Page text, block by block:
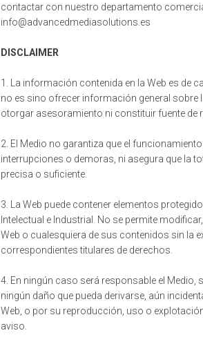
contactar con nuestro departamento
info@advancedmediasolutions.es
DISCLAIMER
1. La información contenida en la Web es de
no es sino ofrecer información general sobre
otorgar asesoramiento ni constituir fuente de
2. El Medio no garantiza que el
interrupciones o demoras, ni asegura que la
precisa o suficiente.
3. La Web puede contener elementos
Intelectual e Industrial. No se permite
Web o cualesquiera de sus contenidos sin la
correspondientes titulares de derechos.
4. En ningún caso será responsable el Medio,
ningún daño que pueda derivarse, aún
Web, o por su reproducción, uso o
aviso.